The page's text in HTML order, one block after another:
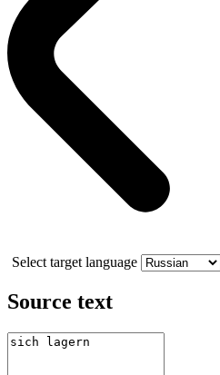
Select target language
Source text